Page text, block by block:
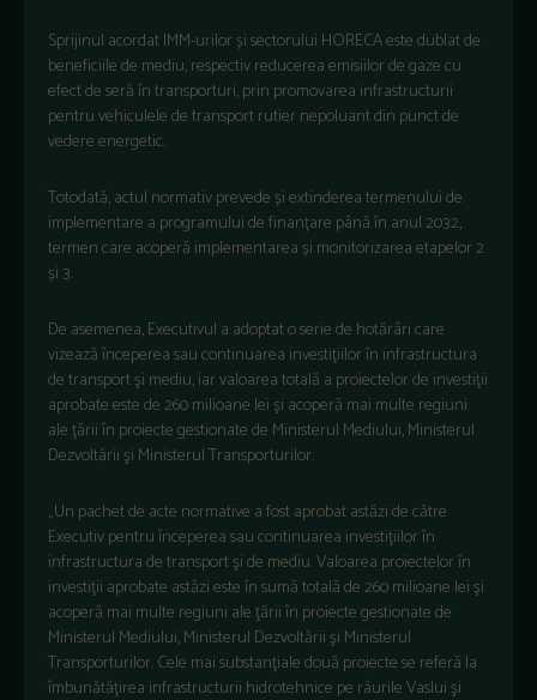
Sprijinul acordat IMM-urilor și sectorului HORECA este dublat de
beneficiile de mediu, respectiv reducerea emisiilor de gaze cu
efect de seră în transporturi, prin promovarea infrastructurii
pentru vehiculele de transport rutier nepoluant din punct de
vedere energetic.
Totodată, actul normativ prevede și extinderea termenului de
implementare a programului de finanțare până în anul 2032,
termen care acoperă implementarea și monitorizarea etapelor 2
și 3.
De asemenea, Executivul a adoptat o serie de hotărâri care
vizează începerea sau continuarea investiţiilor în infrastructura
de transport şi mediu, iar valoarea totală a proiectelor de investiţii
aprobate este de 260 milioane lei şi acoperă mai multe regiuni
ale ţării în proiecte gestionate de Ministerul Mediului, Ministerul
Dezvoltării şi Ministerul Transporturilor.
„Un pachet de acte normative a fost aprobat astăzi de către
Executiv pentru începerea sau continuarea investiţiilor în
infrastructura de transport şi de mediu. Valoarea proiectelor în
investiţii aprobate astăzi este în sumă totală de 260 milioane lei şi
acoperă mai multe regiuni ale ţării în proiecte gestionate de
Ministerul Mediului, Ministerul Dezvoltării şi Ministerul
Transporturilor. Cele mai substanţiale două proiecte se referă la
îmbunătăţirea infrastructurii hidrotehnice pe râurile Vaslui şi